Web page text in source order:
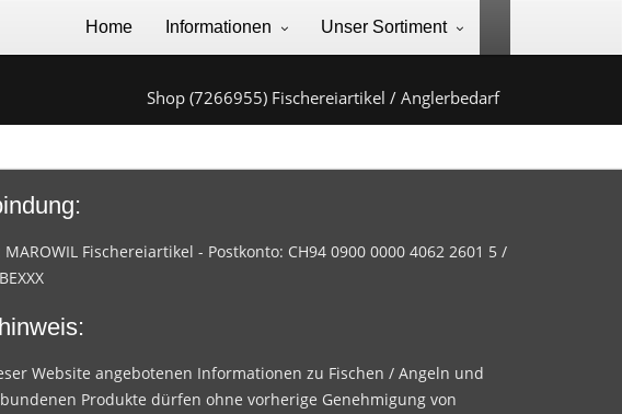
Home Informationen Unser Sortiment
Shop (7266955) Fischereiartikel / Anglerbedarf
Fischereiartikel - Postkonto: CH94 0900 0000 4062 2601 5 /
Website angebotenen Informationen zu Fischen / Angeln und
Produkte dürfen ohne vorherige Genehmigung von